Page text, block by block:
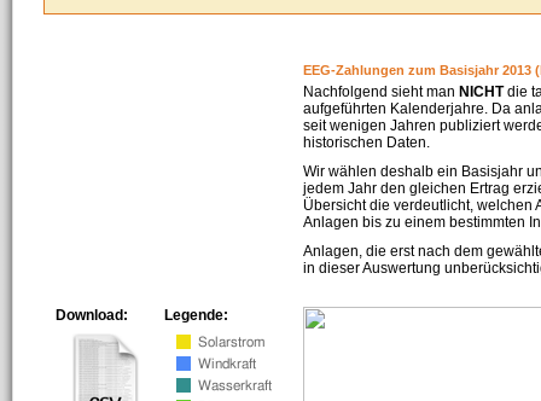
EEG-Zahlungen zum Basisjahr 2013
Nachfolgend sieht man NICHTdie
aufgeführten Kalenderjahre. Da
seit wenigen Jahren publiziert
historischen Daten.
Wir wählen deshalb ein Basisjahr
jedem Jahr den gleichen Ertrag
Übersicht die verdeutlicht, welchen
Anlagen bis zu einem bestimmten
Anlagen, die erst nach dem
in dieser Auswertung
Legende:
Download: